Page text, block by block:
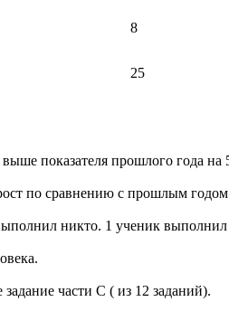
8
25
выше показателя прошлого года на
по сравнению с прошлым
никто. 1 ученик выполнил
части С ( из 12 заданий).